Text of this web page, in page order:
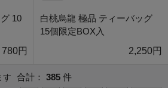
10
780円
白桃烏龍 極品 ティーバッグ
15個限定BOX入
2,250円
す 合計： 385 件